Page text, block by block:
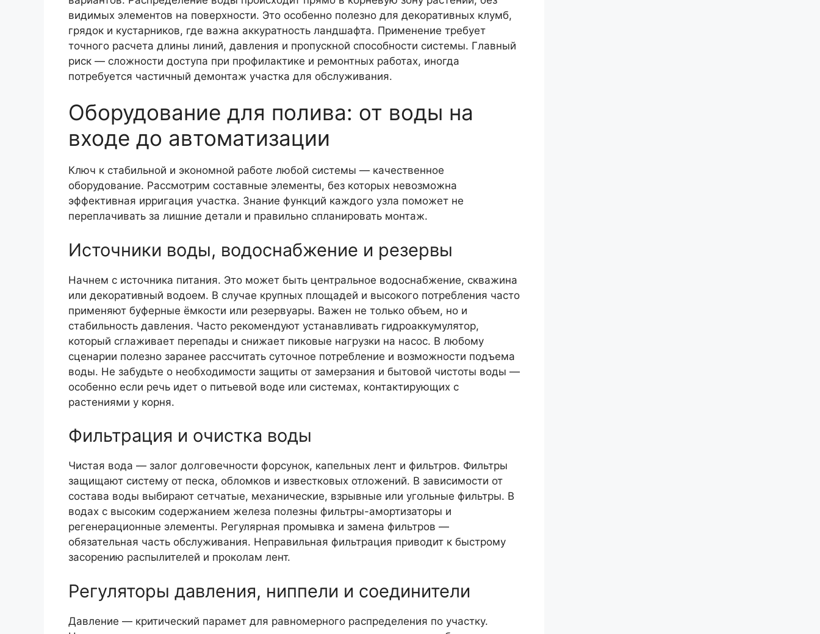
видимых элементов на поверхности. Это особенно полезно для декоративных клумб,
грядок и кустарников, где важна аккуратность ландшафта. Применение требует
точного расчета длины линий, давления и пропускной способности системы. Главный
риск — сложности доступа при профилактике и ремонтных работах, иногда
потребуется частичный демонтаж участка для обслуживания.
Оборудование для полива: от воды на
входе до автоматизации
Ключ к стабильной и экономной работе любой системы — качественное
оборудование. Рассмотрим составные элементы, без которых невозможна
эффективная ирригация участка. Знание функций каждого узла поможет не
переплачивать за лишние детали и правильно спланировать монтаж.
Источники воды, водоснабжение и резервы
Начнем с источника питания. Это может быть центральное водоснабжение, скважина
или декоративный водоем. В случае крупных площадей и высокого потребления часто
применяют буферные ёмкости или резервуары. Важен не только объем, но и
стабильность давления. Часто рекомендуют устанавливать гидроаккумулятор,
который сглаживает перепады и снижает пиковые нагрузки на насос. В любому
сценарии полезно заранее рассчитать суточное потребление и возможности подъема
воды. Не забудьте о необходимости защиты от замерзания и бытовой чистоты воды —
особенно если речь идет о питьевой воде или системах, контактирующих с
растениями у корня.
Фильтрация и очистка воды
Чистая вода — залог долговечности форсунок, капельных лент и фильтров. Фильтры
защищают систему от песка, обломков и известковых отложений. В зависимости от
состава воды выбирают сетчатые, механические, взрывные или угольные фильтры. В
водах с высоким содержанием железа полезны фильтры-амортизаторы и
регенерационные элементы. Регулярная промывка и замена фильтров —
обязательная часть обслуживания. Неправильная фильтрация приводит к быстрому
засорению распылителей и проколам лент.
Регуляторы давления, ниппели и соединители
Давление — критический парамет для равномерного распределения по участку.